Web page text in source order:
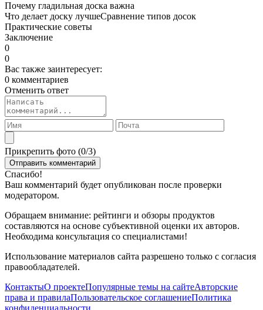
Почему гладильная доска важна
Что делает доску лучшеСравнение типов досок
Практические советы
Заключение
0
0
Вас также заинтересует:
0 комментариев
Отменить ответ
Прикрепить фото (0/3)
Спасибо!
Ваш комментарий будет опубликован после проверки
модератором.
Обращаем внимание: рейтинги и обзоры продуктов
составляются на основе субъективной оценки их авторов.
Необходима консультация со специалистами!
Использование материалов сайта разрешено только с согласия
правообладателей.
КонтактыО проектеПопулярные темы на сайтеАвторские
права и правилаПользовательское соглашениеПолитика